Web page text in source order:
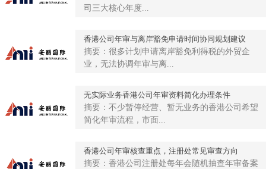
司三大核心年度...
香港公司年审与离岸豁免申请时间协同规划建议
摘要：很多计划申请离岸豁免利得税的外贸企
业，无法协调年审与离...
无实际业务香港公司年审资料简化办理条件
摘要：不少暂停经营、暂无业务的香港公司希望
简化年审流程，市面...
香港公司年审核查重点，注册处常见审查方向
摘要：香港公司注册处每年会随机抽查年审备案